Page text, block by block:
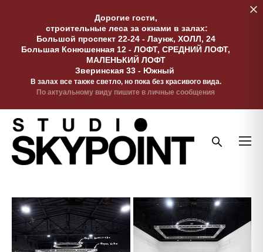
Дорогие гости,
строительные леса за окнами в залах:
Большой проспект 22-24 - Лаунж, ХОЛЛ, 24
Большая Конюшенная 12 - ЛОФТ, СРЕДНИЙ ЛОФТ,
МАЛЕНЬКИЙ ЛОФТ
Зверинская 33 - Южный
В залах все также светло, но пока без красивого вида.
По актуальному виду пишите в личные сообщения